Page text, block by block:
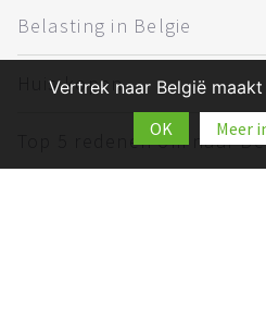
Belasting in Belgie
Huis kopen
Top 5 redenen om naar
Vertrek naar België
OK
Meer